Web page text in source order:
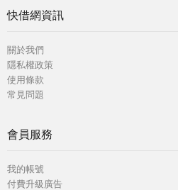
快借網資訊
關於我們
隱私權政策
使用條款
常見問題
會員服務
我的帳號
付費升級廣告